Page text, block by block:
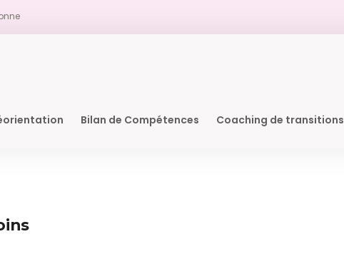
Bilan de Compétences Coaching de transitions